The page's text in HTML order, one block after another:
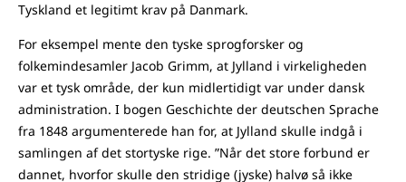
Tyskland et legitimt krav på Danmark.
For eksempel mente den tyske sprogforsker og
folkemindesamler Jacob Grimm, at Jylland i virkeligheden
var et tysk område, der kun midlertidigt var under dansk
administration. I bogen Geschichte der deutschen Sprache
fra 1848 argumenterede han for, at Jylland skulle indgå i
samlingen af det stortyske rige. ”Når det store forbund er
dannet, hvorfor skulle den stridige (jyske) halvø så ikke